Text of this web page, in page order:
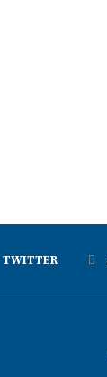
TWITTER